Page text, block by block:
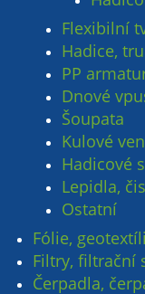
Flexibilní
Hadice,
PP
Dnové
Šoupata
Kulové
Hadicové
Lepidla,
Ostatní
Fólie,
Filtry, filtrační
Čerpadla,